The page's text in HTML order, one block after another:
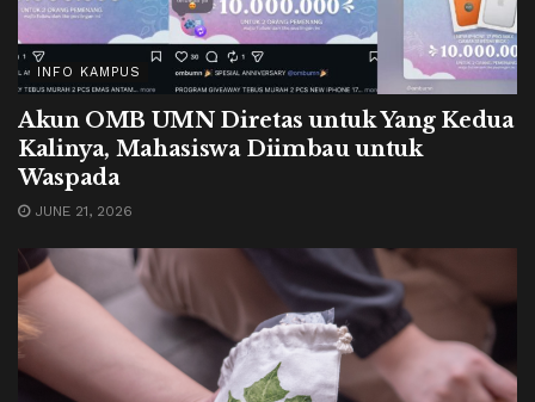
INFO KAMPUS
Akun OMB UMN Diretas untuk Yang Kedua
Kalinya, Mahasiswa Diimbau untuk
Waspada
JUNE 21, 2026